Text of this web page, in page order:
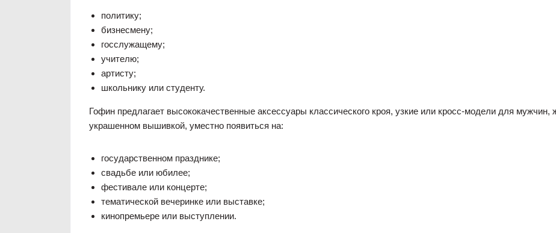
политику;
бизнесмену;
госслужащему;
учителю;
артисту;
школьнику или студенту.
Гофин предлагает высококачественные аксессуары классического кроя, узкие или кросс-модели для мужчин,
украшенном вышивкой, уместно появиться на:
государственном празднике;
свадьбе или юбилее;
фестивале или концерте;
тематической вечеринке или выставке;
кинопремьере или выступлении.